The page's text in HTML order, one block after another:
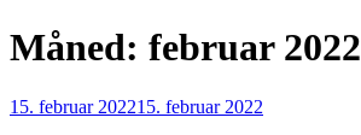
Måned: februar 2022
Udgivet
15. februar 202215. februar 2022